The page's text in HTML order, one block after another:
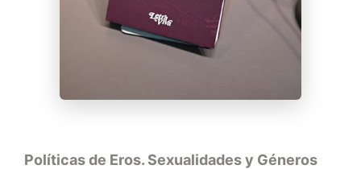
Políticas de Eros. Sexualidades y Géneros